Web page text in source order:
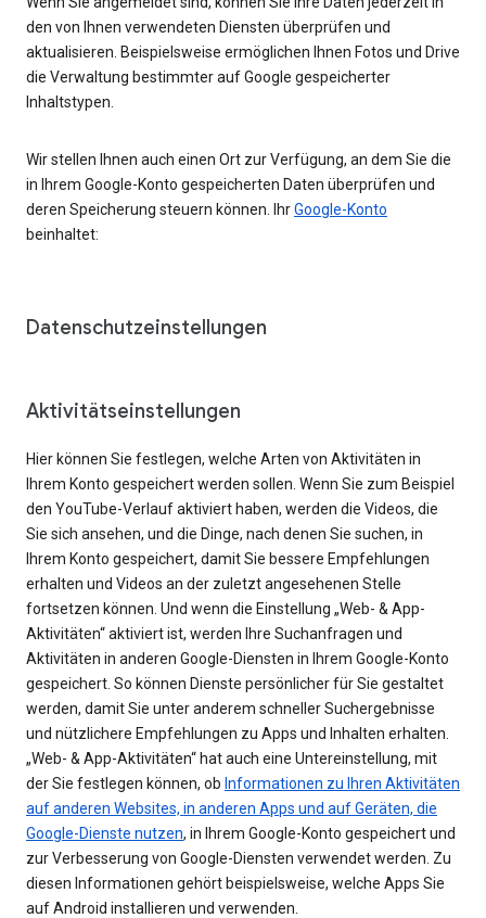
den von Ihnen verwendeten Diensten überprüfen und
aktualisieren. Beispielsweise ermöglichen Ihnen Fotos und Drive
die Verwaltung bestimmter auf Google gespeicherter
Inhaltstypen.
Wir stellen Ihnen auch einen Ort zur Verfügung, an dem Sie die
in Ihrem Google-Konto gespeicherten Daten überprüfen und
deren Speicherung steuern können. IhrGoogle-Konto
beinhaltet:
Datenschutzeinstellungen
Aktivitätseinstellungen
Hier können Sie festlegen, welche Arten von Aktivitäten in
Ihrem Konto gespeichert werden sollen. Wenn Sie zum Beispiel
den YouTube-Verlauf aktiviert haben, werden die Videos, die
Sie sich ansehen, und die Dinge, nach denen Sie suchen, in
Ihrem Konto gespeichert, damit Sie bessere Empfehlungen
erhalten und Videos an der zuletzt angesehenen Stelle
fortsetzen können. Und wenn die Einstellung „Web- & App-
Aktivitäten“ aktiviert ist, werden Ihre Suchanfragen und
Aktivitäten in anderen Google-Diensten in Ihrem Google-Konto
gespeichert. So können Dienste persönlicher für Sie gestaltet
werden, damit Sie unter anderem schneller Suchergebnisse
und nützlichere Empfehlungen zu Apps und Inhalten erhalten.
„Web- & App-Aktivitäten“ hat auch eine Untereinstellung, mit
der Sie festlegen können, ob Informationen zu Ihren Aktivitäten
auf anderen Websites, in anderen Apps und auf Geräten, die
Google-Dienste nutzen, in Ihrem Google-Konto gespeichert und
zur Verbesserung von Google-Diensten verwendet werden. Zu
diesen Informationen gehört beispielsweise, welche Apps Sie
auf Android installieren und verwenden.